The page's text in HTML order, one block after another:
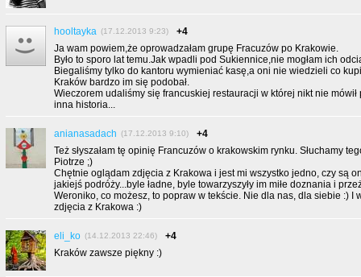
hooltayka (17.12.2013 9:23)
+4
Ja wam powiem,że oprowadzałam grupę Fracuzów po Krakowie.
Było to sporo lat temu.Jak wpadli pod Sukiennice,nie mogłam ich
Biegaliśmy tylko do kantoru wymieniać kasę,a oni nie wiedzieli co
Kraków bardzo im się podobał.
Wieczorem udaliśmy się francuskiej restauracji w której nikt nie mówił
inna historia...
anianasadach (17.12.2013 9:10)
+4
Też słyszałam tę opinię Francuzów o krakowskim rynku. Słuchamy
Piotrze ;)
Chętnie oglądam zdjęcia z Krakowa i jest mi wszystko jedno, czy są
jakiejś podróży...byle ładne, byle towarzyszyły im miłe doznania i
Weroniko, co możesz, to popraw w tekście. Nie dla nas, dla siebie :) I
zdjęcia z Krakowa :)
eli_ko (14.12.2013 22:46)
+4
Kraków zawsze piękny :)